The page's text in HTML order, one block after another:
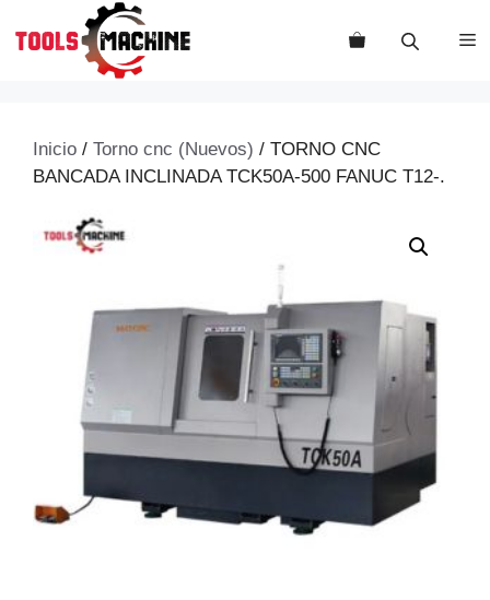
Inicio / Torno cnc (Nuevos) / TORNO CNC
BANCADA INCLINADA TCK50A-500 FANUC T12-.